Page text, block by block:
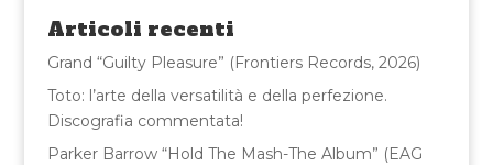
o
o
k
di
Articoli recenti
Grand “Guilty Pleasure” (Frontiers Records, 2026)
Toto: l’arte della versatilità e della perfezione.
Discografia commentata!
Parker Barrow “Hold The Mash-The Album” (EAG